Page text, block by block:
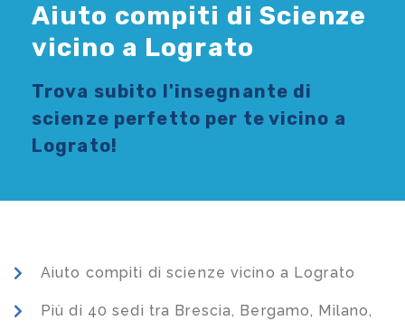
Aiuto compiti di Scienze
vicino a Lograto
Trova subito l'insegnante di
scienze perfetto per te vicino a
Lograto!
Aiuto compiti di scienze vicino a Lograto
Più di 40 sedi tra Brescia, Bergamo, Milano,